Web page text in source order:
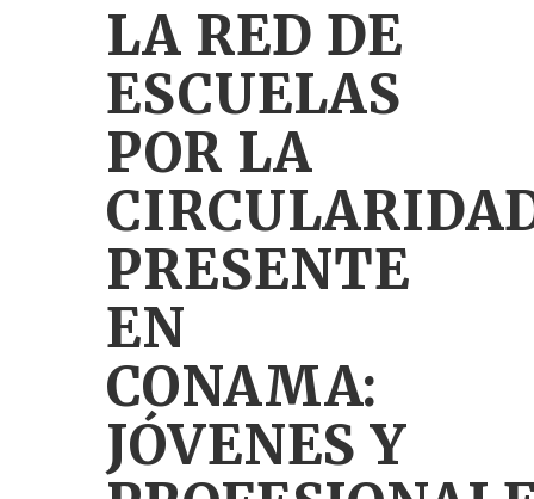
LA RED DE
ESCUELAS
POR LA
PRESENTE
EN
CONAMA:
JÓVENES Y